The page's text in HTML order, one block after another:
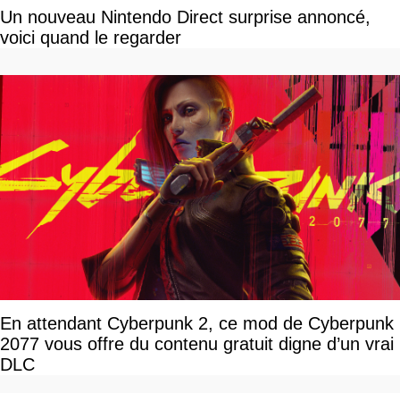
Un nouveau Nintendo Direct surprise annoncé,
voici quand le regarder
En attendant Cyberpunk 2, ce mod de Cyberpunk
2077 vous offre du contenu gratuit digne d’un vrai
DLC